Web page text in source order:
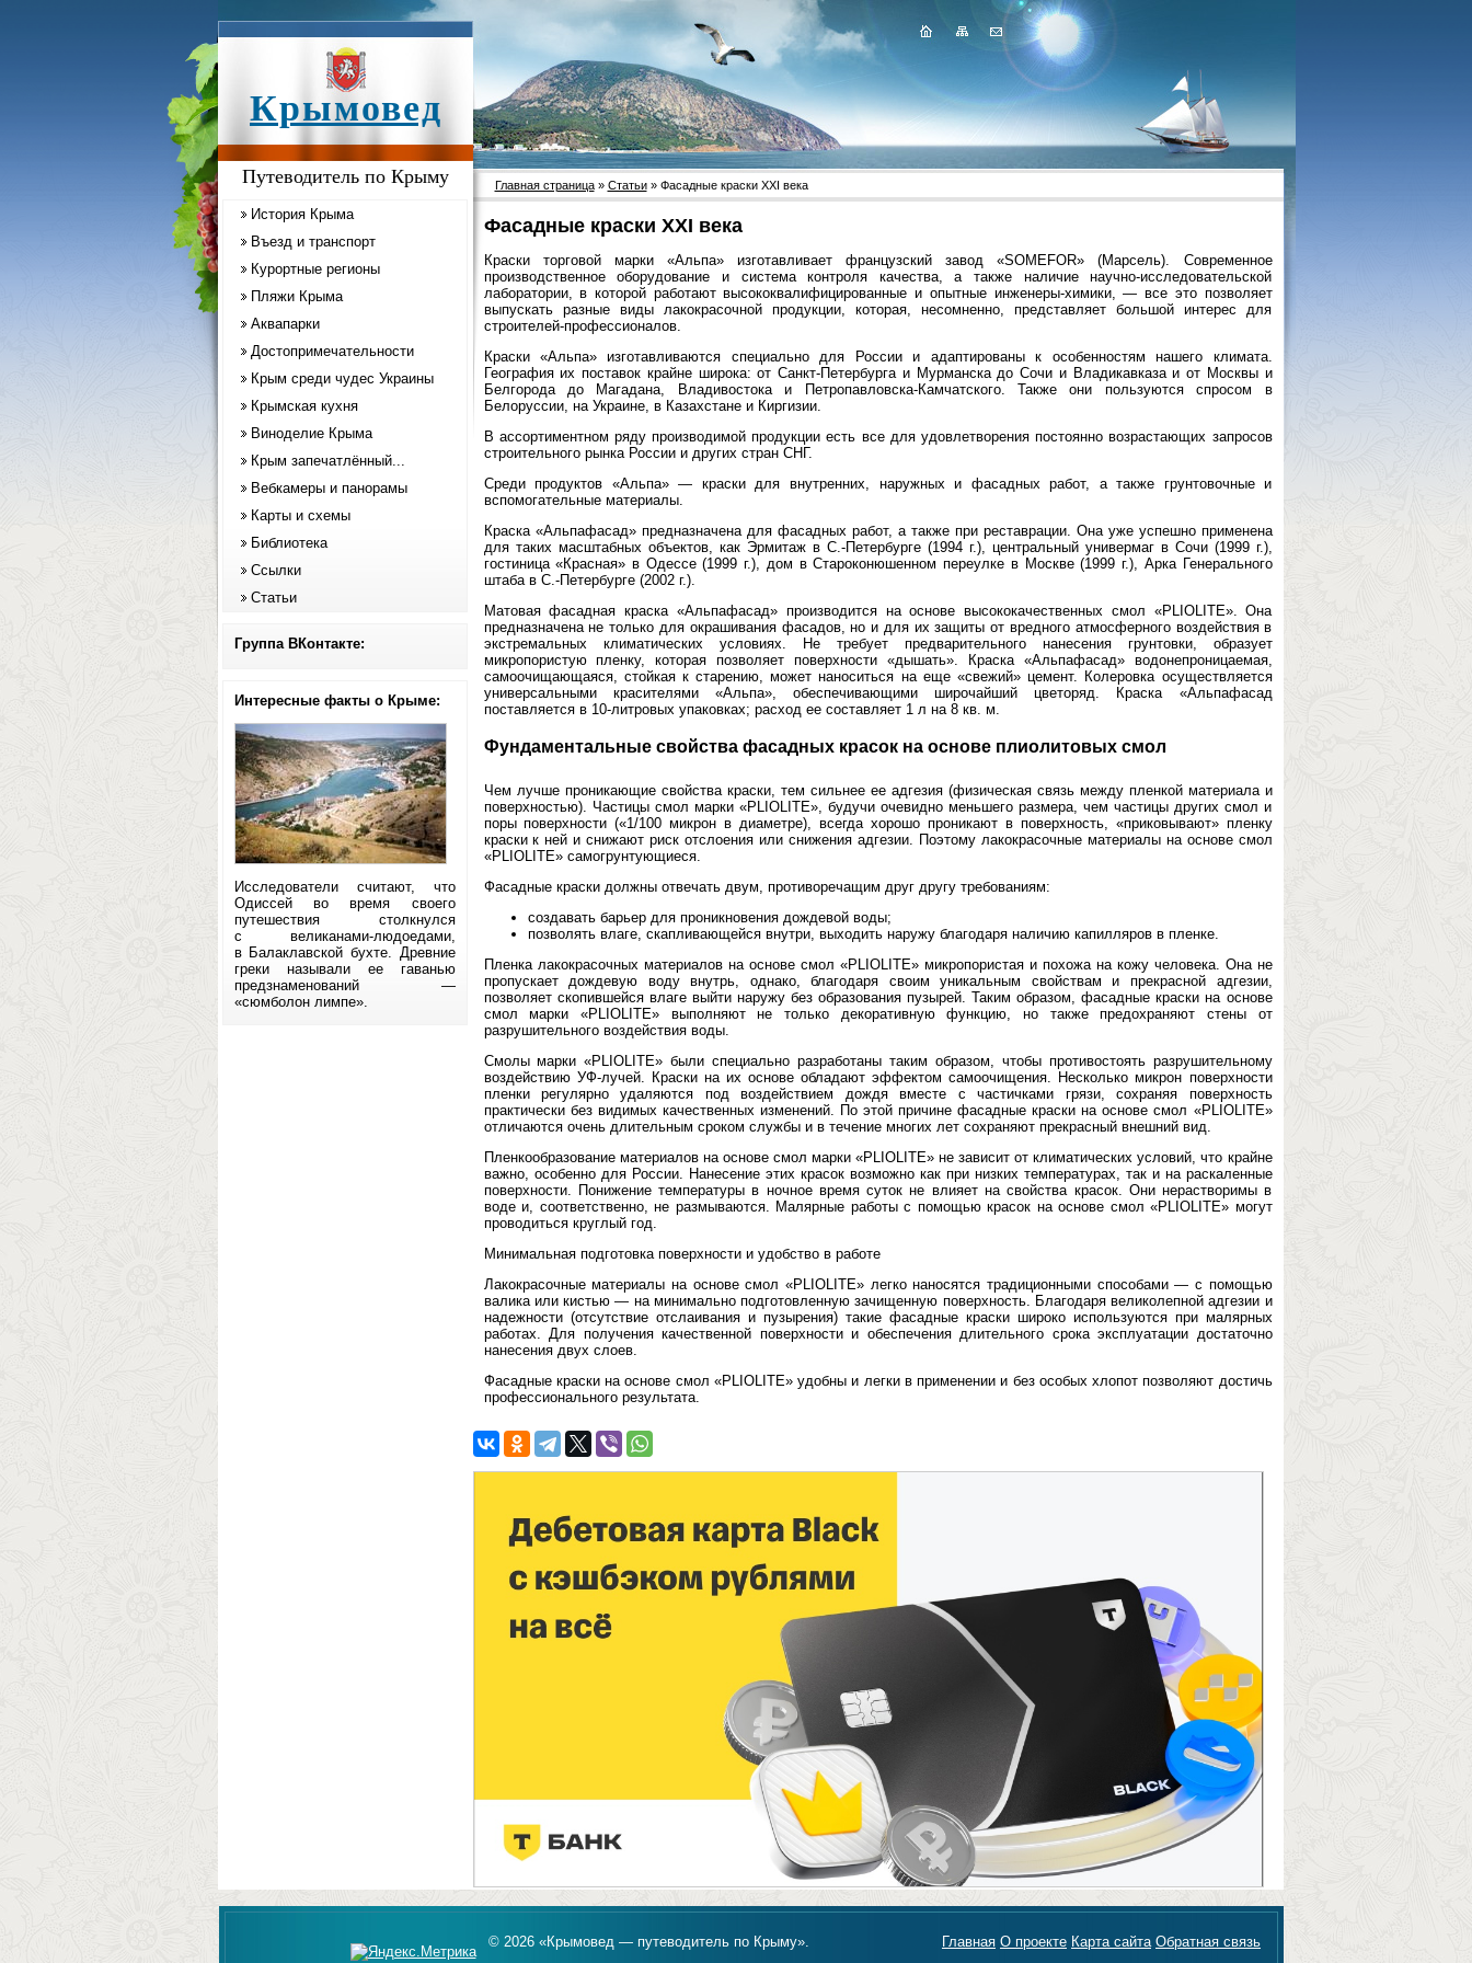
Крымовед
Путеводитель по Крыму
История Крыма
Въезд и транспорт
Курортные регионы
Пляжи Крыма
Аквапарки
Достопримечательности
Крым среди чудес Украины
Крымская кухня
Виноделие Крыма
Крым запечатлённый...
Вебкамеры и панорамы
Карты и схемы
Библиотека
Ссылки
Статьи
Группа ВКонтакте:
Интересные факты о Крыме:
Исследователи считают, что
Одиссей во время своего
путешествия столкнулся
с великанами-людоедами,
в Балаклавской бухте. Древние
греки называли ее гаванью
предзнаменований —
«сюмболон лимпе».
Главная страница» Статьи» Фасадные краски XXI века
Фасадные краски XXI века
Краски торговой марки «Альпа» изготавливает французский завод «SOMEFOR» (Марсель). Современное
производственное оборудование и система контроля качества, а также наличие научно-исследовательской
лаборатории, в которой работают высококвалифицированные и опытные инженеры-химики, — все это позволяет
выпускать разные виды лакокрасочной продукции, которая, несомненно, представляет большой интерес для
строителей-профессионалов.
Краски «Альпа» изготавливаются специально для России и адаптированы к особенностям нашего климата.
География их поставок крайне широка: от Санкт-Петербурга и Мурманска до Сочи и Владикавказа и от Москвы и
Белгорода до Магадана, Владивостока и Петропавловска-Камчатского. Также они пользуются спросом в
Белоруссии, на Украине, в Казахстане и Киргизии.
В ассортиментном ряду производимой продукции есть все для удовлетворения постоянно возрастающих запросов
строительного рынка России и других стран СНГ.
Среди продуктов «Альпа» — краски для внутренних, наружных и фасадных работ, а также грунтовочные и
вспомогательные материалы.
Краска «Альпафасад» предназначена для фасадных работ, а также при реставрации. Она уже успешно применена
для таких масштабных объектов, как Эрмитаж в С.-Петербурге (1994 г.), центральный универмаг в Сочи (1999 г.),
гостиница «Красная» в Одессе (1999 г.), дом в Староконюшенном переулке в Москве (1999 г.), Арка Генерального
штаба в С.-Петербурге (2002 г.).
Матовая фасадная краска «Альпафасад» производится на основе высококачественных смол «PLIOLITE». Она
предназначена не только для окрашивания фасадов, но и для их защиты от вредного атмосферного воздействия в
экстремальных климатических условиях. Не требует предварительного нанесения грунтовки, образует
микропористую пленку, которая позволяет поверхности «дышать». Краска «Альпафасад» водонепроницаемая,
самоочищающаяся, стойкая к старению, может наноситься на еще «свежий» цемент. Колеровка осуществляется
универсальными красителями «Альпа», обеспечивающими широчайший цветоряд. Краска «Альпафасад
поставляется в 10-литровых упаковках; расход ее составляет 1 л на 8 кв. м.
Фундаментальные свойства фасадных красок на основе плиолитовых смол
Чем лучше проникающие свойства краски, тем сильнее ее адгезия (физическая связь между пленкой материала и
поверхностью). Частицы смол марки «PLIOLITE», будучи очевидно меньшего размера, чем частицы других смол и
поры поверхности («1/100 микрон в диаметре), всегда хорошо проникают в поверхность, «приковывают» пленку
краски к ней и снижают риск отслоения или снижения адгезии. Поэтому лакокрасочные материалы на основе смол
«PLIOLITE» самогрунтующиеся.
Фасадные краски должны отвечать двум, противоречащим друг другу требованиям:
создавать барьер для проникновения дождевой воды;
позволять влаге, скапливающейся внутри, выходить наружу благодаря наличию капилляров в пленке.
Пленка лакокрасочных материалов на основе смол «PLIOLITE» микропористая и похожа на кожу человека. Она не
пропускает дождевую воду внутрь, однако, благодаря своим уникальным свойствам и прекрасной адгезии,
позволяет скопившейся влаге выйти наружу без образования пузырей. Таким образом, фасадные краски на основе
смол марки «PLIOLITE» выполняют не только декоративную функцию, но также предохраняют стены от
разрушительного воздействия воды.
Смолы марки «PLIOLITE» были специально разработаны таким образом, чтобы противостоять разрушительному
воздействию УФ-лучей. Краски на их основе обладают эффектом самоочищения. Несколько микрон поверхности
пленки регулярно удаляются под воздействием дождя вместе с частичками грязи, сохраняя поверхность
практически без видимых качественных изменений. По этой причине фасадные краски на основе смол «PLIOLITE»
отличаются очень длительным сроком службы и в течение многих лет сохраняют прекрасный внешний вид.
Пленкообразование материалов на основе смол марки «PLIOLITE» не зависит от климатических условий, что крайне
важно, особенно для России. Нанесение этих красок возможно как при низких температурах, так и на раскаленные
поверхности. Понижение температуры в ночное время суток не влияет на свойства красок. Они нерастворимы в
воде и, соответственно, не размываются. Малярные работы с помощью красок на основе смол «PLIOLITE» могут
проводиться круглый год.
Минимальная подготовка поверхности и удобство в работе
Лакокрасочные материалы на основе смол «PLIOLITE» легко наносятся традиционными способами — с помощью
валика или кистью — на минимально подготовленную зачищенную поверхность. Благодаря великолепной адгезии и
надежности (отсутствие отслаивания и пузырения) такие фасадные краски широко используются при малярных
работах. Для получения качественной поверхности и обеспечения длительного срока эксплуатации достаточно
нанесения двух слоев.
Фасадные краски на основе смол «PLIOLITE» удобны и легки в применении и без особых хлопот позволяют достичь
профессионального результата.
© 2026 «Крымовед — путеводитель по Крыму». Главная О проекте Карта сайта Обратная связь